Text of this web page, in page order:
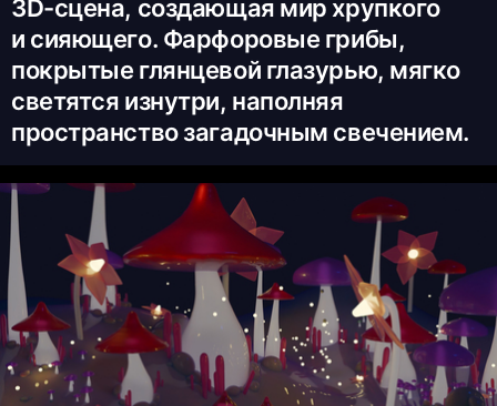
3D-сцена, создающая мир хрупкого
и сияющего. Фарфоровые грибы,
покрытые глянцевой глазурью, мягко
светятся изнутри, наполняя
пространство загадочным свечением.